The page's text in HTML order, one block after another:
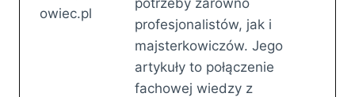
profesjonalistów, jak i
majsterkowiczów. Jego
artykuły to połączenie
fachowej wiedzy z